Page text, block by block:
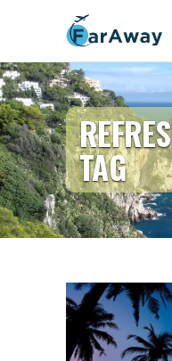
TAG